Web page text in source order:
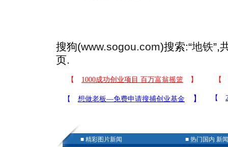
搜狗(www.sogou.com)搜索:“地铁”,
页.
■ 精彩图片新闻 ■ 热门国内 新